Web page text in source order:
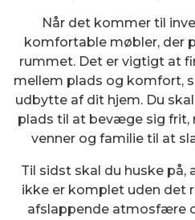
Når det kommer til
komfortable møbler, der
rummet. Det er vigtigt at
mellem plads og komfort,
udbytte af dit hjem. Du
plads til at bevæge sig frit,
venner og familie til at
Til sidst skal du huske på,
ikke er komplet uden det
afslappende atmosfære